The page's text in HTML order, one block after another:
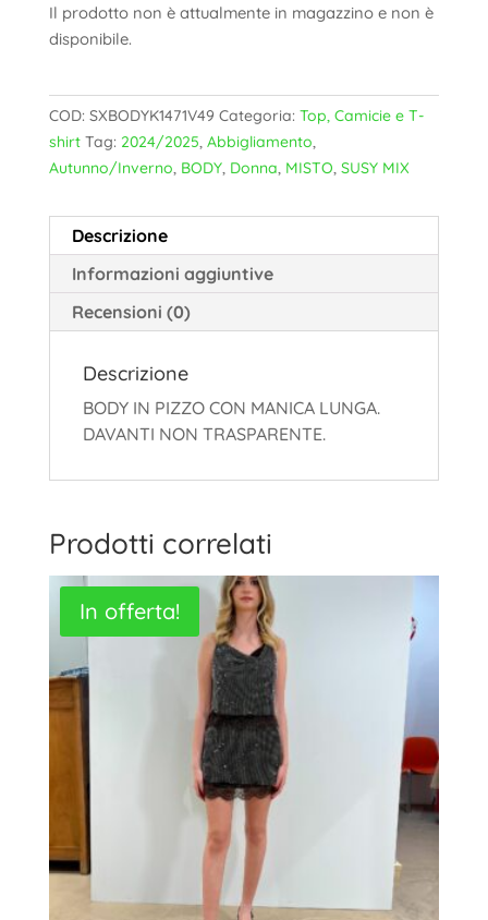
Il prodotto non è attualmente in magazzino e non è
disponibile.
COD: SXBODYK1471V49 Categoria: Top, Camicie e T-
shirt Tag: 2024/2025, Abbigliamento,
Autunno/Inverno, BODY, Donna, MISTO, SUSY MIX
Descrizione
Informazioni aggiuntive
Recensioni (0)
Descrizione
BODY IN PIZZO CON MANICA LUNGA.
DAVANTI NON TRASPARENTE.
Prodotti correlati
In offerta!